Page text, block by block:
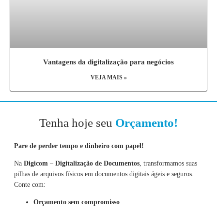
Vantagens da digitalização para negócios
VEJA MAIS »
Tenha hoje seu Orçamento!
Pare de perder tempo e dinheiro com papel!
Na Digicom – Digitalização de Documentos, transformamos suas
pilhas de arquivos físicos em documentos digitais ágeis e seguros.
Conte com:
Orçamento sem compromisso